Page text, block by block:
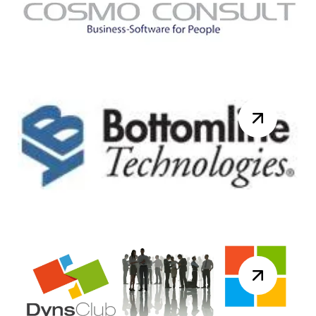
2015 pour la réunion du DynsClub
NAV. Au programme de la journée :
10h00 – Accue...Lire la suite
Knk Ingénierie France
rejoint le groupe COSMO
CONSULT.
Berlin/Paris, 17 juin 2015, Le groupe
COSMO CONSULT, partenaire ERP
Webinar Bottomline
Technologies dédié au
traitement des factures